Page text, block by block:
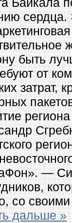
быть
от
затрат,
—
со
дальше »